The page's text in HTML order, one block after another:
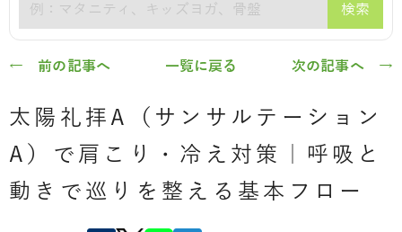
検索
← 前の記事へ 一覧に戻る 次の記事へ →
太陽礼拝A（サンサルテーション
A）で肩こり・冷え対策｜呼吸と
動きで巡りを整える基本フロー